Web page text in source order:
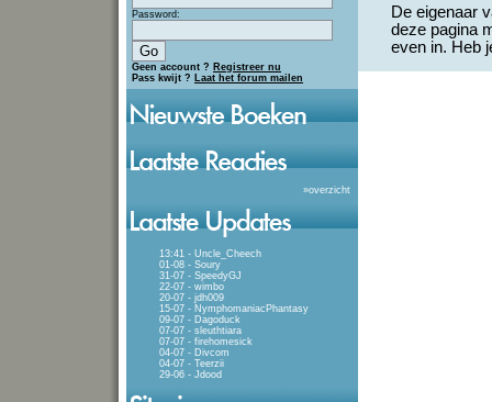
Password:
Geen account ? Registreer nu
Pass kwijt ? Laat het forum mailen
»overzicht
13:41 - Uncle_Cheech
01-08 - Soury
31-07 - SpeedyGJ
22-07 - wimbo
20-07 - jdh009
15-07 - NymphomaniacPhantasy
09-07 - Dagoduck
07-07 - sleuthtiara
07-07 - firehomesick
04-07 - Divcom
04-07 - Teerzii
29-06 - Jdood
De eigenaar
deze pagina
even in. Heb